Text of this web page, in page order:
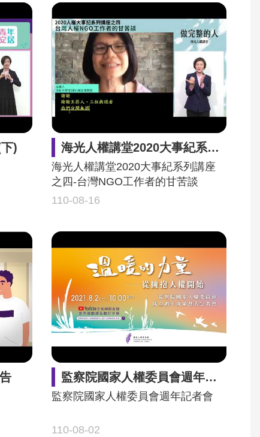
) 海光人權講堂2020大事紀系列講座之四-台灣NGO工作者的甘苦談
110-08-16
海光人權講堂2020大事紀系列講座
之四-台灣NGO工作者的甘苦談
監察院國家人權委員會週年記者會
110-08-02
監察院國家人權委員會週年記者會